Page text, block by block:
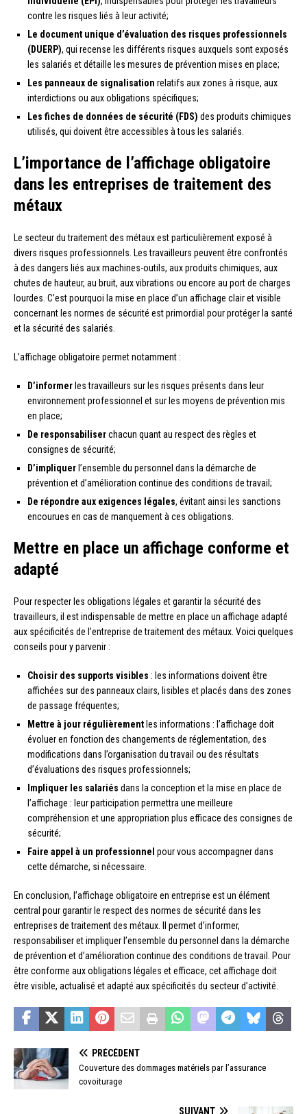
contre les risques liés à leur activité;
Le document unique d’évaluation des risques professionnels
(DUERP), qui recense les différents risques auxquels sont exposés
les salariés et détaille les mesures de prévention mises en place;
Les panneaux de signalisation relatifs aux zones à risque, aux
interdictions ou aux obligations spécifiques;
Les fiches de données de sécurité (FDS) des produits chimiques
utilisés, qui doivent être accessibles à tous les salariés.
L’importance de l’affichage obligatoire
dans les entreprises de traitement des
métaux
Le secteur du traitement des métaux est particulièrement exposé à
divers risques professionnels. Les travailleurs peuvent être confrontés
à des dangers liés aux machines-outils, aux produits chimiques, aux
chutes de hauteur, au bruit, aux vibrations ou encore au port de charges
lourdes. C’est pourquoi la mise en place d’un affichage clair et visible
concernant les normes de sécurité est primordial pour protéger la santé
et la sécurité des salariés.
L’affichage obligatoire permet notamment :
D’informerles travailleurs sur les risques présents dans leur
environnement professionnel et sur les moyens de prévention mis
en place;
De responsabiliserchacun quant au respect des règles et
consignes de sécurité;
D’impliquerl’ensemble du personnel dans la démarche de
prévention et d’amélioration continue des conditions de travail;
De répondre aux exigences légales, évitant ainsi les sanctions
encourues en cas de manquement à ces obligations.
Mettre en place un affichage conforme et
adapté
Pour respecter les obligations légales et garantir la sécurité des
travailleurs, il est indispensable de mettre en place un affichage adapté
aux spécificités de l’entreprise de traitement des métaux. Voici quelques
conseils pour y parvenir :
Choisir des supports visibles : les informations doivent être
affichées sur des panneaux clairs, lisibles et placés dans des zones
de passage fréquentes;
Mettre à jour régulièrementles informations : l’affichage doit
évoluer en fonction des changements de réglementation, des
modifications dans l’organisation du travail ou des résultats
d’évaluations des risques professionnels;
Impliquer les salariés dans la conception et la mise en place de
l’affichage : leur participation permettra une meilleure
compréhension et une appropriation plus efficace des consignes de
sécurité;
Faire appel à un professionnel pour vous accompagner dans
cette démarche, si nécessaire.
En conclusion, l’affichage obligatoire en entreprise est un élément
central pour garantir le respect des normes de sécurité dans les
entreprises de traitement des métaux. Il permet d’informer,
responsabiliser et impliquer l’ensemble du personnel dans la démarche
de prévention et d’amélioration continue des conditions de travail. Pour
être conforme aux obligations légales et efficace, cet affichage doit
être visible, actualisé et adapté aux spécificités du secteur d’activité.
PRÉCÉDENT
Couverture des dommages matériels par l’assurance
covoiturage
SUIVANT